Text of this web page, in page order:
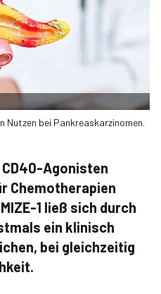
Nutzen bei Pankreaskarzinomen.
Agonisten
Chemotherapien
1 ließ sich durch
ein klinisch
bei gleichzeitig